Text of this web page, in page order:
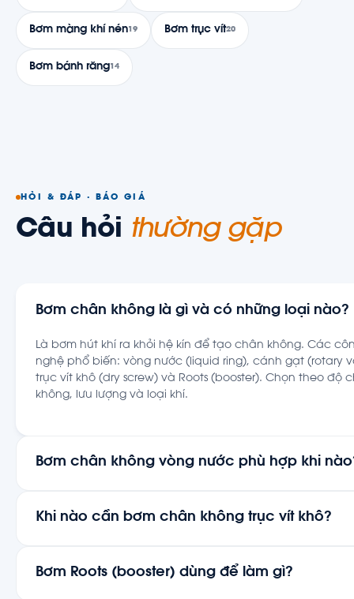
Bơm màng khí nén19 Bơm trục vít20
Bơm bánh răng14
HỎI & ĐÁP · BÁO GIÁ
Câu hỏi thường gặp
Bơm chân không là gì và có những loại nào?
Là bơm hút khí ra khỏi hệ kín để tạo chân không. Các
nghệ phổ biến: vòng nước (liquid ring), cánh gạt (rotary
trục vít khô (dry screw) và Roots (booster). Chọn theo độ
không, lưu lượng và loại khí.
Bơm chân không vòng nước phù hợp khi
tốt nhờ màng nước bên trong. Độ chân không đạt tới
Khi nào cần bơm chân không trục vít khô?
ví dụ thực phẩm, dược, điện tử. Trục vít khô không dùng
Bơm Roots (booster) dùng để làm gì?